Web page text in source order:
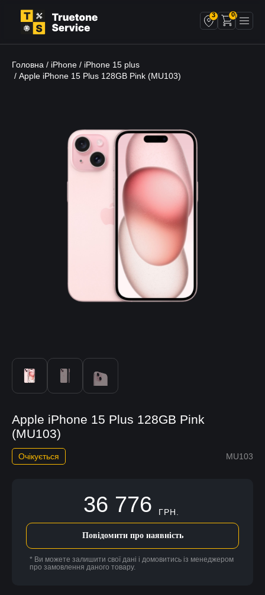
3 0
Головна / iPhone / iPhone 15 plus
/ Apple iPhone 15 Plus 128GB Pink (MU103)
Apple iPhone 15 Plus 128GB Pink
(MU103)
MU103
Очікується
36 776 ГРН.
Повідомити про наявність
* Ви можете залишити свої дані і домовитись із менеджером
про замовлення даного товару.